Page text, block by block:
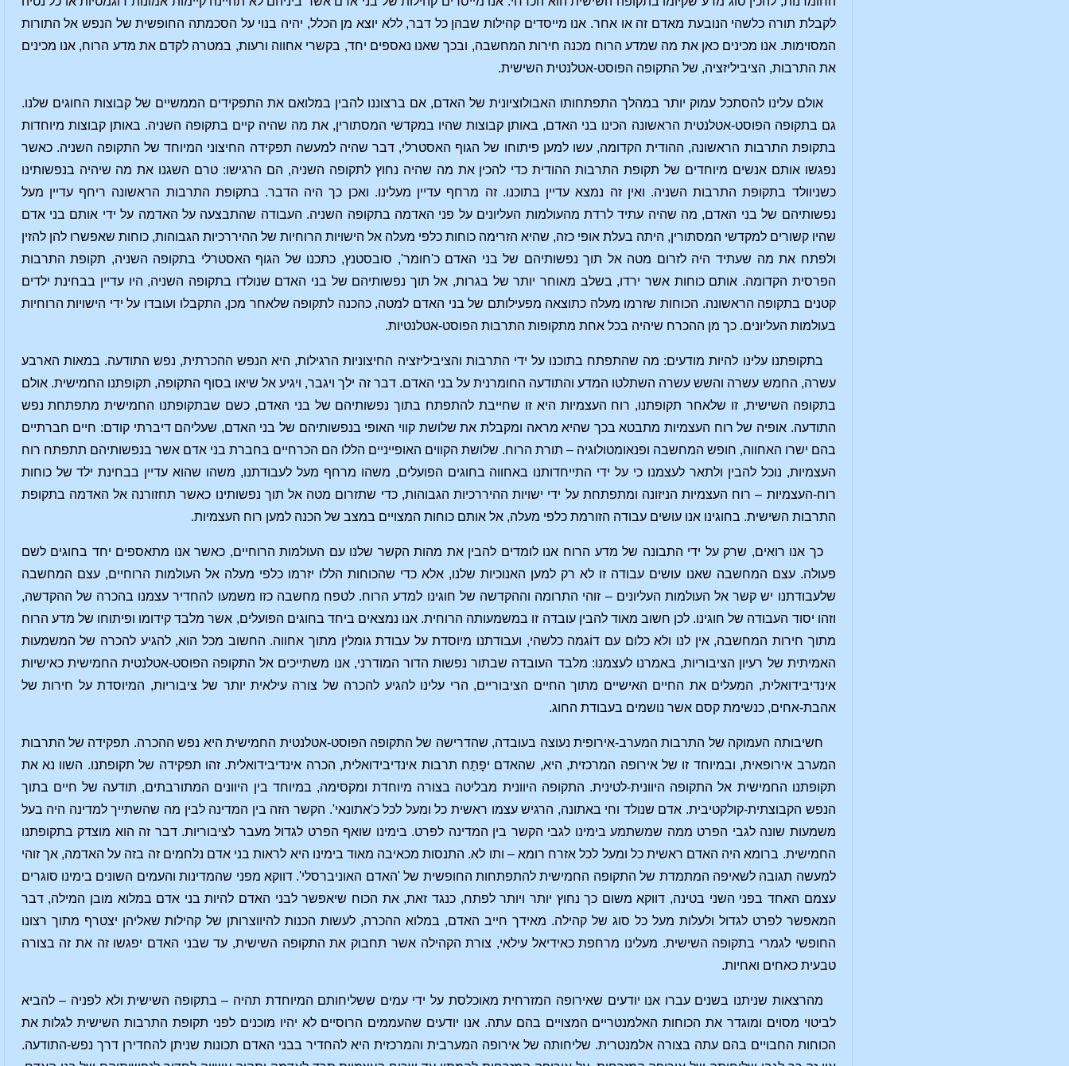
לקבלת תורה כלשהי הנובעת מאדם זה או אחר. אנו מייסדים קהילות שבהן כל דבר, ללא יוצא מן הכלל, יהיה בנוי על הסכמתה החופשית של הנפש אל התורות
המסוימות. אנו מכינים כאן את מה שמדע הרוח מכנה חירות המחשבה, ובכך שאנו נאספים יחד, בקשרי אחווה ורעות, במטרה לקדם את מדע הרוח, אנו מכינים
את התרבות, הציביליזציה, של התקופה הפוסט-אטלנטית השישית.
אולם עלינו להסתכל עמוק יותר במהלך התפתחותו האבולוציונית של האדם, אם ברצוננו להבין במלואם את התפקידים הממשיים של קבוצות החוגים שלנו.
גם בתקופה הפוסט-אטלנטית הראשונה הכינו בני האדם, באותן קבוצות שהיו במקדשי המסתורין, את מה שהיה קיים בתקופה השניה. באותן קבוצות מיוחדות
בתקופת התרבות הראשונה, ההודית הקדומה, עשו למען פיתוחו של הגוף האסטרלי, דבר שהיה למעשה תפקידה החיצוני המיוחד של התקופה השניה. כאשר
נפגשו אותם אנשים מיוחדים של תקופת התרבות ההודית כדי להכין את מה שהיה נחוץ לתקופה השניה, הם הרגישו: טרם השגנו את מה שיהיה בנפשותינו
כשניוולד בתקופת התרבות השניה. ואין זה נמצא עדיין בתוכנו. זה מרחף עדיין מעלינו. ואכן כך היה הדבר. בתקופת התרבות הראשונה ריחף עדיין מעל
נפשותיהם של בני האדם, מה שהיה עתיד לרדת מהעולמות העליונים על פני האדמה בתקופה השניה. העבודה שהתבצעה על האדמה על ידי אותם בני אדם
שהיו קשורים למקדשי המסתורין, היתה בעלת אופי כזה, שהיא הזרימה כוחות כלפי מעלה אל הישויות הרוחיות של ההיררכיות הגבוהות, כוחות שאפשרו להן להזין
ולפתח את מה שעתיד היה לזרום מטה אל תוך נפשותיהם של בני האדם כ'חומר', סובסטנץ, כתכנו של הגוף האסטרלי בתקופה השניה, תקופת התרבות
הפרסית הקדומה. אותם כוחות אשר ירדו, בשלב מאוחר יותר של בגרות, אל תוך נפשותיהם של בני האדם שנולדו בתקופה השניה, היו עדיין בבחינת ילדים
קטנים בתקופה הראשונה. הכוחות שזרמו מעלה כתוצאה מפעילותם של בני האדם למטה, כהכנה לתקופה שלאחר מכן, התקבלו ועובדו על ידי הישויות הרוחיות
בעולמות העליונים. כך מן ההכרח שיהיה בכל אחת מתקופות התרבות הפוסט-אטלנטיות.
בתקופתנו עלינו להיות מודעים: מה שהתפתח בתוכנו על ידי התרבות והציביליזציה החיצוניות הרגילות, היא הנפש ההכרתית, נפש התודעה. במאות הארבע
עשרה, החמש עשרה והשש עשרה השתלטו המדע והתודעה החומרנית על בני האדם. דבר זה ילך ויגבר, ויגיע אל שיאו בסוף התקופה, תקופתנו החמישית. אולם
בתקופה השישית, זו שלאחר תקופתנו, רוח העצמיות היא זו שחייבת להתפתח בתוך נפשותיהם של בני האדם, כשם שבתקופתנו החמישית מתפתחת נפש
התודעה. אופיה של רוח העצמיות מתבטא בכך שהיא מראה ומקבלת את שלושת קווי האופי בנפשותיהם של בני האדם, שעליהם דיברתי קודם: חיים חברתיים
בהם ישרו האחווה, חופש המחשבה ופנאומטולוגיה – תורת הרוח. שלושת הקווים האופייניים הללו הם הכרחיים בחברת בני אדם אשר בנפשותיהם תתפתח רוח
העצמיות, נוכל להבין ולתאר לעצמנו כי על ידי התייחדותנו באחווה בחוגים הפועלים, משהו מרחף מעל לעבודתנו, משהו שהוא עדיין בבחינת ילד של כוחות
רוח-העצמיות – רוח העצמיות הניזונה ומתפתחת על ידי ישויות ההיררכיות הגבוהות, כדי שתזרום מטה אל תוך נפשותינו כאשר תחזורנה אל האדמה בתקופת
התרבות השישית. בחוגינו אנו עושים עבודה הזורמת כלפי מעלה, אל אותם כוחות המצויים במצב של הכנה למען רוח העצמיות.
כך אנו רואים, שרק על ידי התבונה של מדע הרוח אנו לומדים להבין את מהות הקשר שלנו עם העולמות הרוחיים, כאשר אנו מתאספים יחד בחוגים לשם
פעולה. עצם המחשבה שאנו עושים עבודה זו לא רק למען האנוכיות שלנו, אלא כדי שהכוחות הללו יזרמו כלפי מעלה אל העולמות הרוחיים, עצם המחשבה
שלעבודתנו יש קשר אל העולמות העליונים – זוהי התרומה וההקדשה של חוגינו למדע הרוח. לטפח מחשבה כזו משמעו להחדיר עצמנו בהכרה של ההקדשה,
וזהו יסוד העבודה של חוגינו. לכן חשוב מאוד להבין עובדה זו במשמעותה הרוחית. אנו נמצאים ביחד בחוגים הפועלים, אשר מלבד קידומו ופיתוחו של מדע הרוח
מתוך חירות המחשבה, אין לנו ולא כלום עם דוֹגמה כלשהי, ועבודתנו מיוסדת על עבודת גומלין מתוך אחווה. החשוב מכל הוא, להגיע להכרה של המשמעות
האמיתית של רעיון הציבוריות, באמרנו לעצמנו: מלבד העובדה שבתור נפשות הדור המודרני, אנו משתייכים אל התקופה הפוסט-אטלנטית החמישית כאישיות
אינדיבידואלית, המעלים את החיים האישיים מתוך החיים הציבוריים, הרי עלינו להגיע להכרה של צורה עילאית יותר של ציבוריות, המיוסדת על חירות של
אהבת-אחים, כנשימת קסם אשר נושמים בעבודת החוג.
חשיבותה העמוקה של התרבות המערב-אירופית נעוצה בעובדה, שהדרישה של התקופה הפוסט-אטלנטית החמישית היא נפש ההכרה. תפקידה של התרבות
המערב אירופאית, ובמיוחד זו של אירופה המרכזית, היא, שהאדם יפָתֵח תרבות אינדיבידואלית, הכרה אינדיבידואלית. זהו תפקידה של תקופתנו. השוו נא את
תקופתנו החמישית אל התקופה היוונית-לטינית. התקופה היוונית מבליטה בצורה מיוחדת ומקסימה, במיוחד בין היוונים המתורבתים, תודעה של חיים בתוך
הנפש הקבוצתית-קולקטיבית. אדם שנולד וחי באתונה, הרגיש עצמו ראשית כל ומעל לכל כ'אתונאי'. הקשר הזה בין המדינה לבין מה שהשתייך למדינה היה בעל
משמעות שונה לגבי הפרט ממה שמשתמע בימינו לגבי הקשר בין המדינה לפרט. בימינו שואף הפרט לגדול מעבר לציבוריות. דבר זה הוא מוצדק בתקופתנו
החמישית. ברומא היה האדם ראשית כל ומעל לכל אזרח רומא – ותו לא. התנסות מכאיבה מאוד בימינו היא לראות בני אדם נלחמים זה בזה על האדמה, אך זוהי
למעשה תגובה לשאיפה המתמדת של התקופה החמישית להתפתחות החופשית של 'האדם האוניברסלי'. דווקא מפני שהמדינות והעמים השונים בימינו סוגרים
עצמם האחד בפני השני בטינה, דווקא משום כך נחוץ יותר ויותר לפתח, כנגד זאת, את הכוח שיאפשר לבני האדם להיות בני אדם במלוא מובן המילה, דבר
המאפשר לפרט לגדול ולעלות מעל כל סוג של קהילה. מאידך חייב האדם, במלוא ההכרה, לעשות הכנות להיווצרותן של קהילות שאליהן יצטרף מתוך רצונו
החופשי לגמרי בתקופה השישית. מעלינו מרחפת כאידיאל עילאי, צורת הקהילה אשר תחבוק את התקופה השישית, עד שבני האדם יפגשו זה את זה בצורה
טבעית כאחים ואחיות.
מהרצאות שניתנו בשנים עברו אנו יודעים שאירופה המזרחית מאוכלסת על ידי עמים ששליחותם המיוחדת תהיה – בתקופה השישית ולא לפניה – להביא
לביטוי מסוים ומוגדר את הכוחות האלמנטריים המצויים בהם עתה. אנו יודעים שהעממים הרוסיים לא יהיו מוכנים לפני תקופת התרבות השישית לגלות את
הכוחות החבויים בהם עתה בצורה אלמנטרית. שליחותה של אירופה המערבית והמרכזית היא להחדיר בבני האדם תכונות שניתן להחדירן דרך נפש-התודעה.